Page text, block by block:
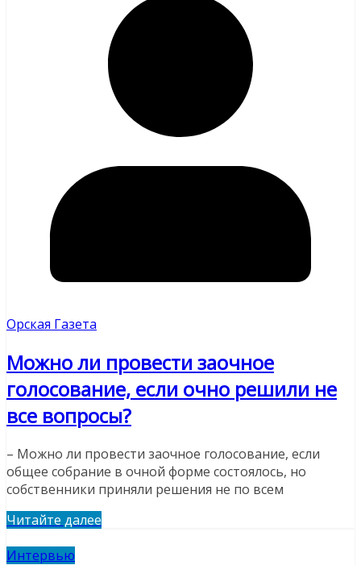
Орская Газета
Можно ли провести заочное
голосование, если очно решили не
все вопросы?
– Можно ли провести заочное голосование, если
общее собрание в очной форме состоялось, но
собственники приняли решения не по всем
Читайте далее
Интервью